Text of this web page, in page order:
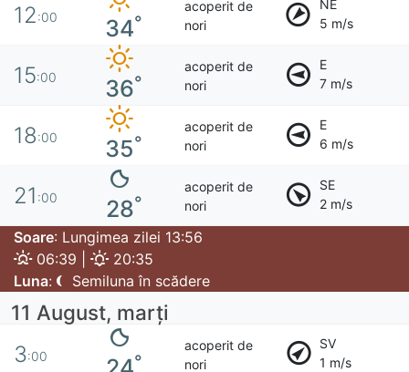
12:00 34°
acoperit de
nori
NE
5 m/s
15:00 36°
acoperit de
nori
E
7 m/s
18:00 35°
acoperit de
nori
E
6 m/s
21 :00 28°
acoperit de
nori
SE
2 m/s
Soare: Lungimea zilei 13:56
06:39 |
20:35
Luna: Semiluna în scădere
11 August, marţi
3:00 °
acoperit de
nori
SV
1 m/s